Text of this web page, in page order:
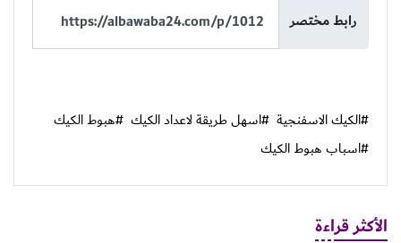
رابط مختصر
#الكيك الاسفنجية #اسهل طريقة لاعداد الكيك #هبوط الكيك
#اسباب هبوط الكيك
الأكثر قراءة